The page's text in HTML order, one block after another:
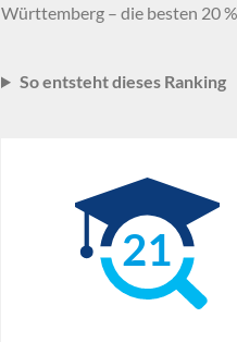
Württemberg – die besten 20
So entsteht dieses Ranking
21